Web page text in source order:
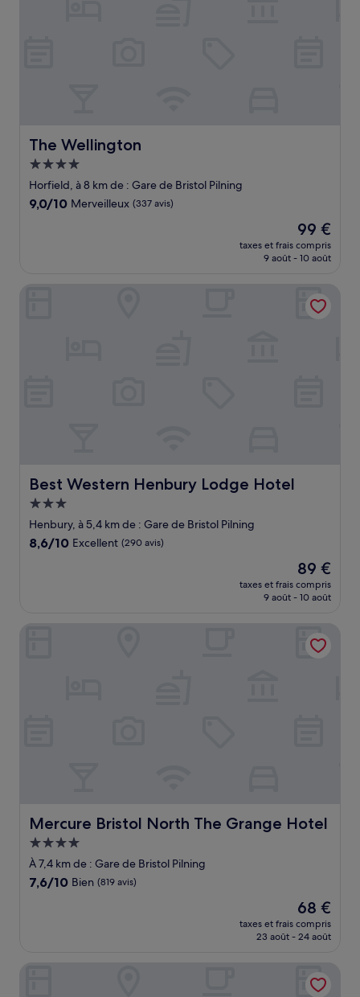
The Wellington
The Wellington
Hébergement
4.0 étoiles
Horfield, à 8 km de : Gare de Bristol Pilning
9.0
9,0/10 Merveilleux (337 avis)
Le
nouveau
prix
de
99 €
99 €
taxes et frais compris
9 août - 10 août
Best Western Henbury Lodge Hotel
Best Western Henbury Lodge Hotel
Hébergement
3.0 étoiles
Henbury, à 5,4 km de : Gare de Bristol Pilning
8.6
8,6/10 Excellent (290 avis)
Le
nouveau
prix
de
89 €
89 €
taxes et frais compris
9 août - 10 août
Mercure Bristol North The Grange Hotel
Mercure Bristol North The Grange Hotel
Hébergement
4.0 étoiles
À 7,4 km de : Gare de Bristol Pilning
7.6
7,6/10 Bien (819 avis)
Le
nouveau
prix
de
68 €
68 €
taxes et frais compris
23 août - 24 août